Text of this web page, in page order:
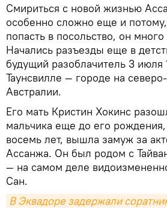
Смириться с новой жизнью
особенно сложно еще и потому,
попасть в посольство, он
Начались разъезды еще в
будущий разоблачитель 3 июля
Таунсвилле — городе на
Австралии.
Его мать Кристин Хокинс
мальчика еще до его
восемь лет, вышла замуж за
Ассанжа. Он был родом с
— на самом деле
Сан.
В Эквадоре задержали